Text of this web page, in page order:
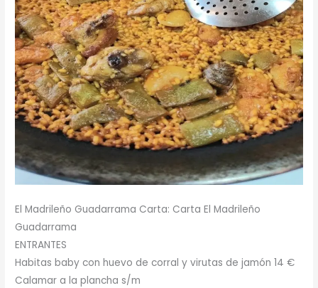
El Madrileño Guadarrama Carta: Carta El Madrileño
Guadarrama
ENTRANTES
Habitas baby con huevo de corral y virutas de jamón 14 €
Calamar a la plancha s/m